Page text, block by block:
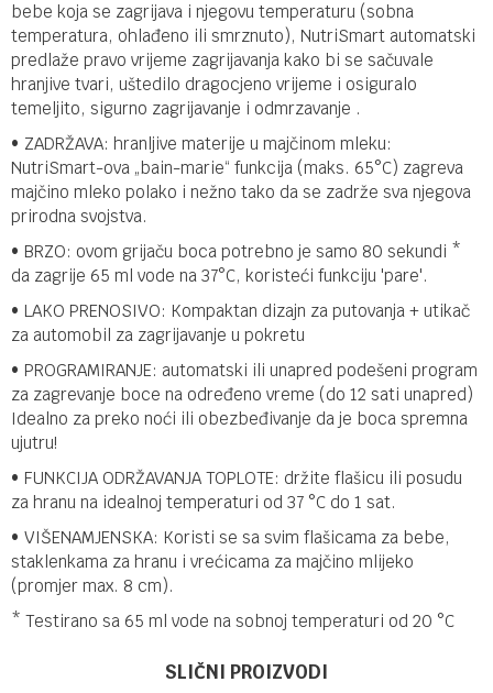
bebe koja se zagrijava i njegovu temperaturu (sobna
temperatura, ohlađeno ili smrznuto), NutriSmart automatski
predlaže pravo vrijeme zagrijavanja kako bi se sačuvale
hranjive tvari, uštedilo dragocjeno vrijeme i osiguralo
temeljito, sigurno zagrijavanje i odmrzavanje .
• ZADRŽAVA: hranljive materije u majčinom mleku:
NutriSmart-ova „bain-marie“ funkcija (maks. 65°C) zagreva
majčino mleko polako i nežno tako da se zadrže sva njegova
prirodna svojstva.
• BRZO: ovom grijaču boca potrebno je samo 80 sekundi *
da zagrije 65 ml vode na 37°C, koristeći funkciju 'pare'.
• LAKO PRENOSIVO: Kompaktan dizajn za putovanja + utikač
za automobil za zagrijavanje u pokretu
• PROGRAMIRANJE: automatski ili unapred podešeni program
za zagrevanje boce na određeno vreme (do 12 sati unapred)
Idealno za preko noći ili obezbeđivanje da je boca spremna
ujutru!
• FUNKCIJA ODRŽAVANJA TOPLOTE: držite flašicu ili posudu
za hranu na idealnoj temperaturi od 37 °C do 1 sat.
• VIŠENAMJENSKA: Koristi se sa svim flašicama za bebe,
staklenkama za hranu i vrećicama za majčino mlijeko
(promjer max. 8 cm).
* Testirano sa 65 ml vode na sobnoj temperaturi od 20 °C
Grijači za flašice
SLIČNI PROIZVODI